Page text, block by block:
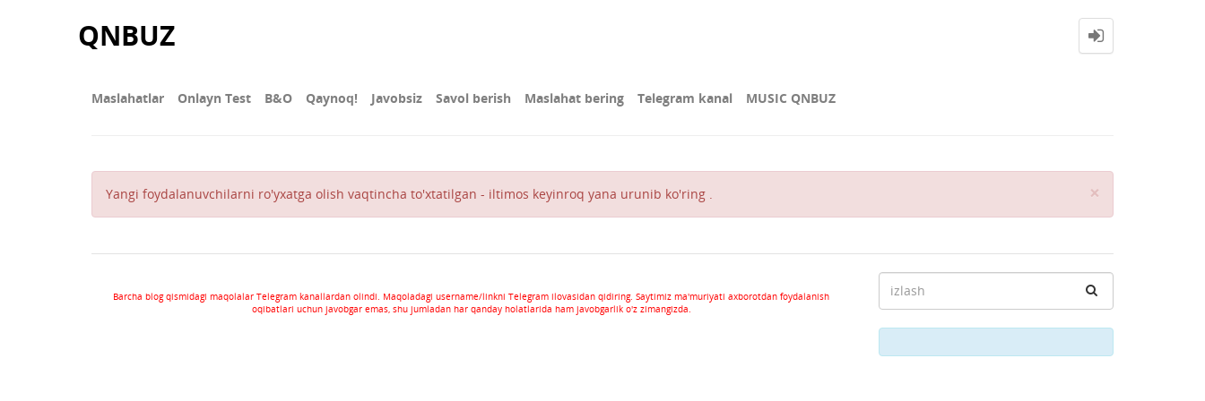
QNBUZ
Maslahatlar Onlayn Test В&О Qaynoq! Javobsiz Savol berish Maslahat bering Telegram kanal MUSIC QNBUZ
Yangi foydalanuvchilarni ro'yxatga olish vaqtincha to'xtatilgan - iltimos keyinroq yana urunib ko'ring . ×
Barcha blog qismidagi maqolalar Telegram kanallardan olindi. Maqoladagi username/linkni Telegram ilovasidan qidiring. Saytimiz ma'muriyati axborotdan foydalanish
oqibatlari uchun javobgar emas, shu jumladan har qanday holatlarida ham javobgarlik o'z zimangizda.